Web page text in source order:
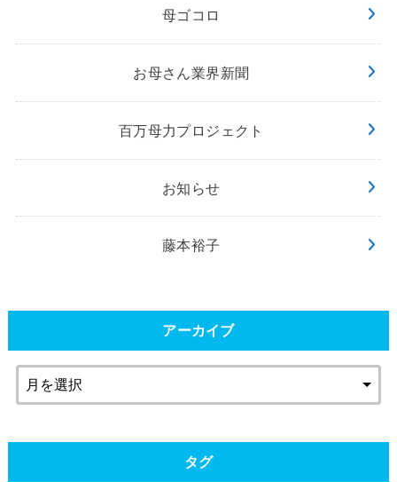
母ゴコロ
お母さん業界新聞
百万母力プロジェクト
お知らせ
藤本裕子
アーカイブ
タグ